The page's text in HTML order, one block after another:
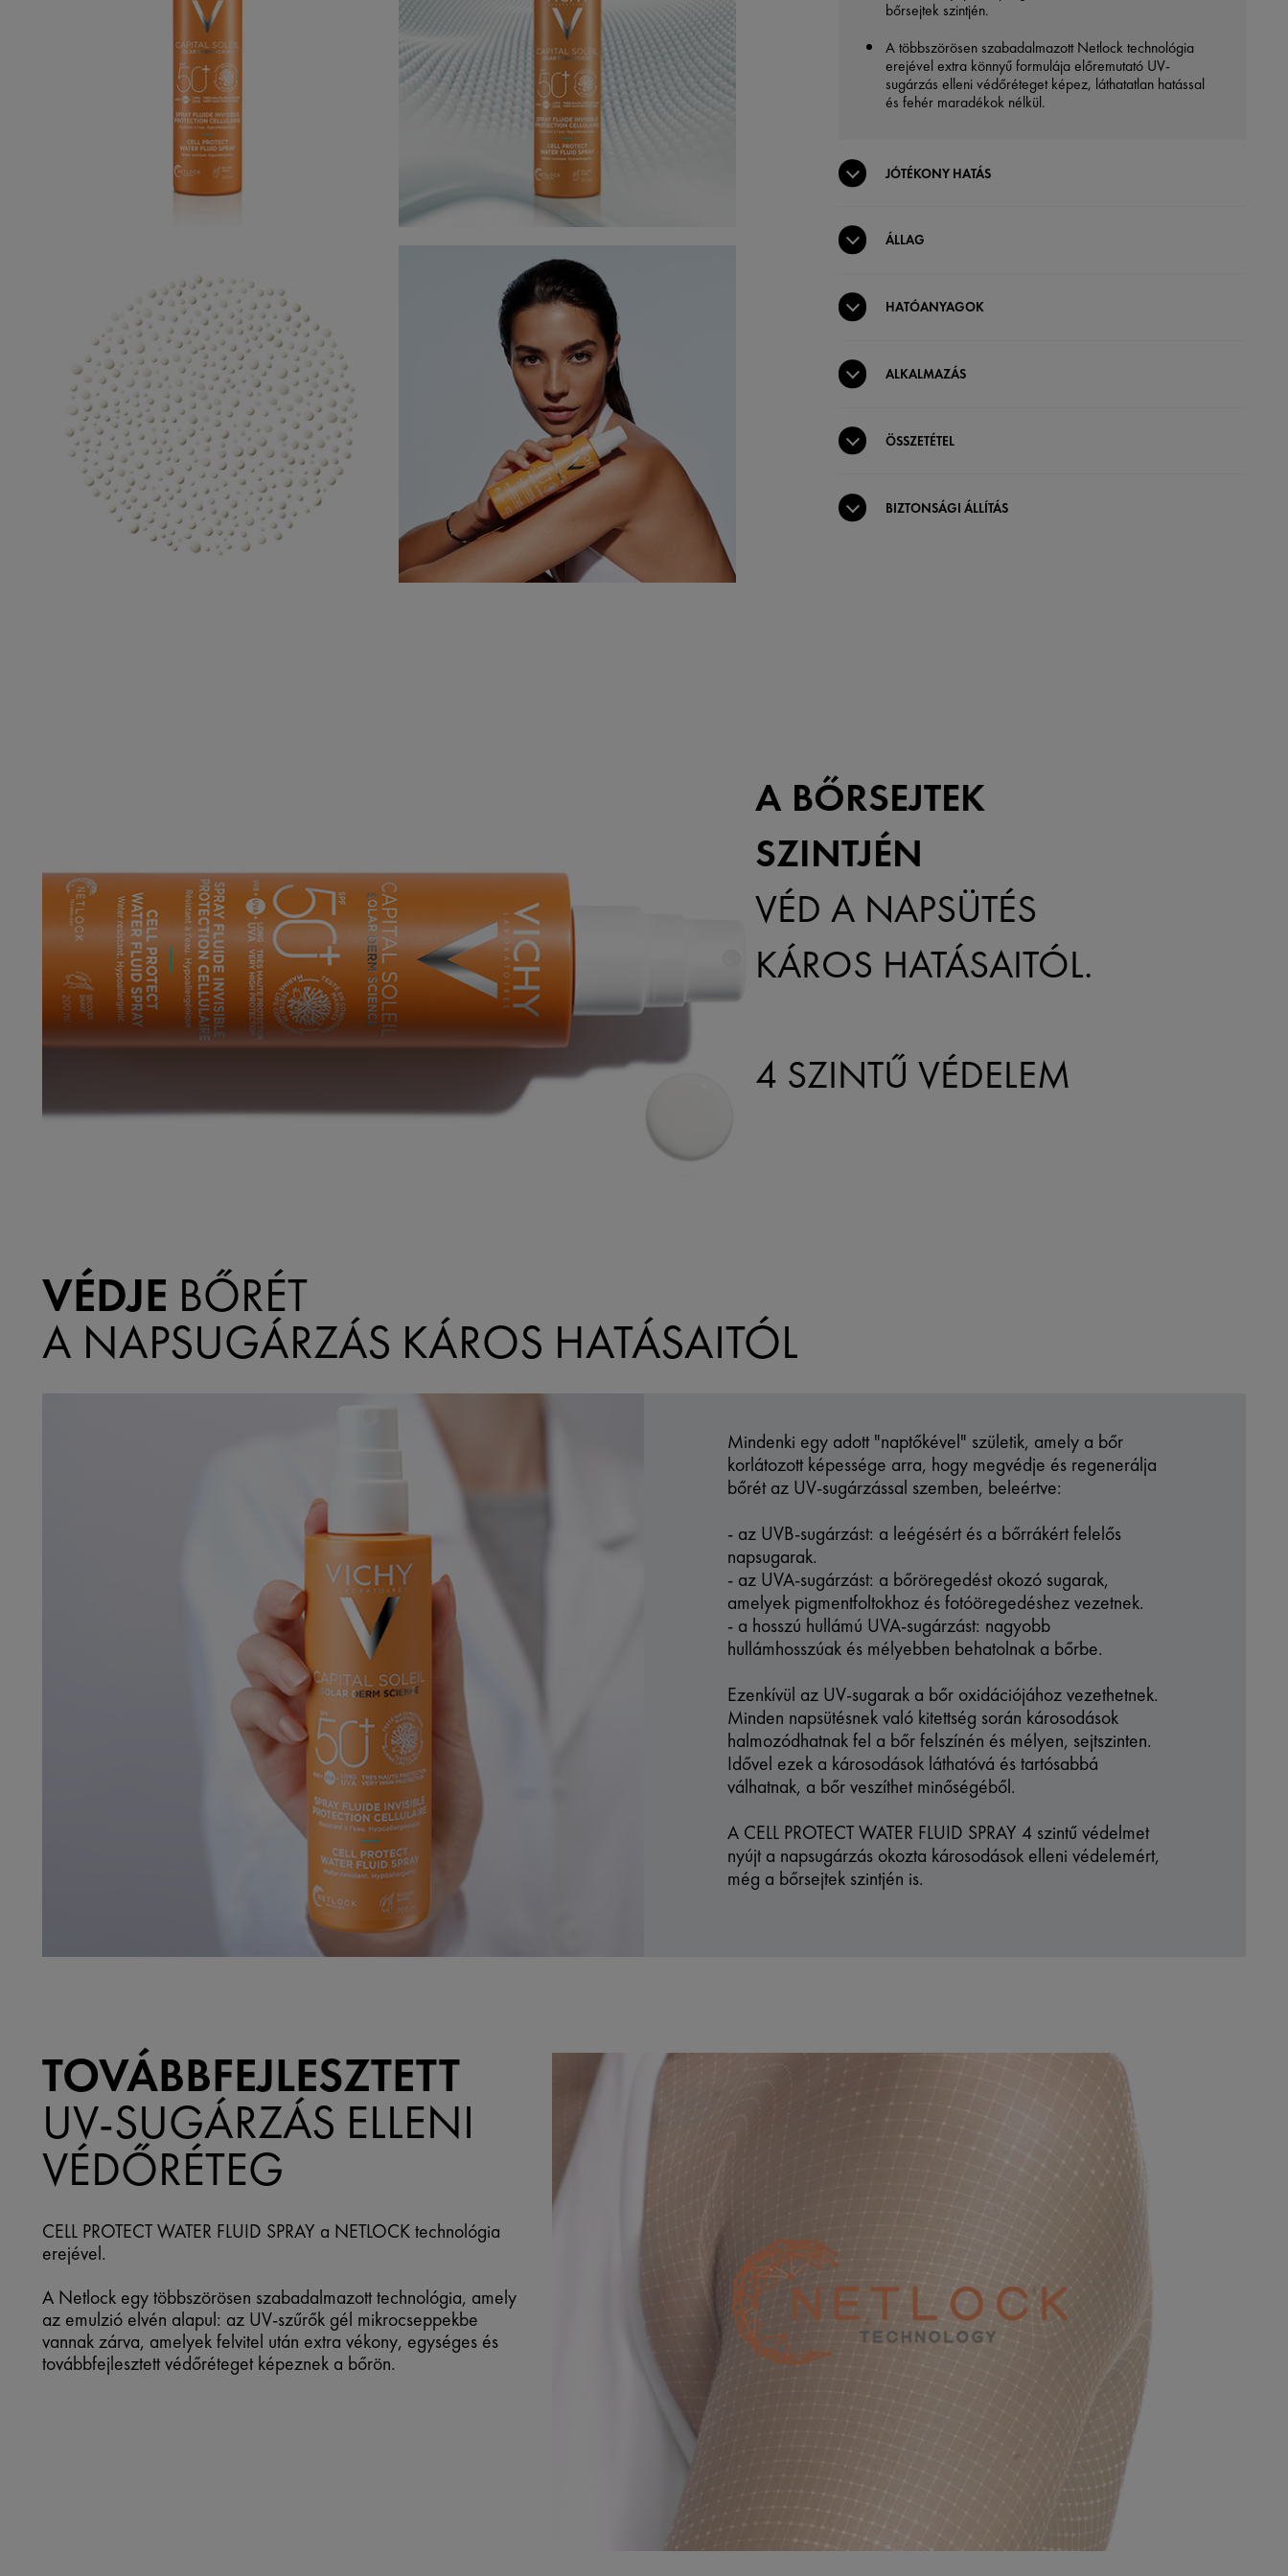
bőrsejtek szintjén.
A többszörösen szabadalmazott Netlock technológia
erejével extra könnyű formulája előremutató UV-
sugárzás elleni védőréteget képez, láthatatlan hatással
és fehér maradékok nélkül.
JÓTÉKONY HATÁS
ÁLLAG
HATÓANYAGOK
ALKALMAZÁS
ÖSSZETÉTEL
BIZTONSÁGI ÁLLÍTÁS
A BŐRSEJTEK
SZINTJÉN
VÉD A NAPSÜTÉS
KÁROS HATÁSAITÓL.
4 SZINTŰ VÉDELEM
VÉDJE BŐRÉT
A NAPSUGÁRZÁS KÁROS HATÁSAITÓL
Mindenki egy adott "naptőkével" születik, amely a bőr
korlátozott képessége arra, hogy megvédje és regenerálja
bőrét az UV-sugárzással szemben, beleértve:
- az UVB-sugárzást: a leégésért és a bőrrákért felelős
napsugarak.
- az UVA-sugárzást: a bőröregedést okozó sugarak,
amelyek pigmentfoltokhoz és fotóöregedéshez vezetnek.
- a hosszú hullámú UVA-sugárzást: nagyobb
hullámhosszúak és mélyebben behatolnak a bőrbe.
Ezenkívül az UV-sugarak a bőr oxidációjához vezethetnek.
Minden napsütésnek való kitettség során károsodások
halmozódhatnak fel a bőr felszínén és mélyen, sejtszinten.
Idővel ezek a károsodások láthatóvá és tartósabbá
válhatnak, a bőr veszíthet minőségéből.
A CELL PROTECT WATER FLUID SPRAY 4 szintű védelmet
nyújt a napsugárzás okozta károsodások elleni védelemért,
még a bőrsejtek szintjén is.
TOVÁBBFEJLESZTETT
UV-SUGÁRZÁS ELLENI
VÉDŐRÉTEG
CELL PROTECT WATER FLUID SPRAY a NETLOCK technológia
erejével.
A Netlock egy többszörösen szabadalmazott technológia, amely
az emulzió elvén alapul: az UV-szűrők gél mikrocseppekbe
vannak zárva, amelyek felvitel után extra vékony, egységes és
továbbfejlesztett védőréteget képeznek a bőrön.